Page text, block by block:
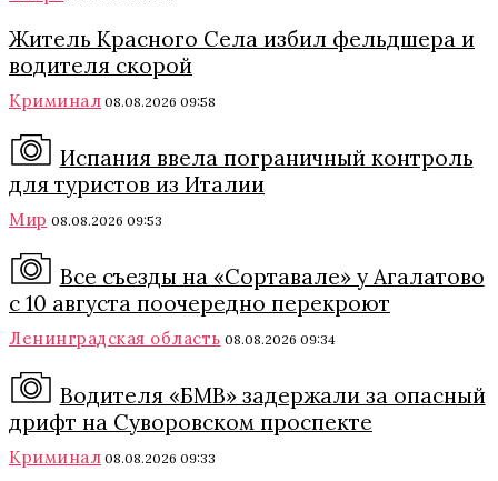
Житель Красного Села избил фельдшера и
водителя скорой
Криминал 08.08.2026 09:58
Испания ввела пограничный контроль
для туристов из Италии
Мир 08.08.2026 09:53
Все съезды на «Сортавале» у Агалатово
с 10 августа поочередно перекроют
Ленинградская область 08.08.2026 09:34
Водителя «БМВ» задержали за опасный
дрифт на Суворовском проспекте
Криминал 08.08.2026 09:33